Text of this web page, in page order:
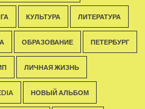
КУЛЬТУРА ЛИТЕРАТУРА
ОБРАЗОВАНИЕ ПЕТЕРБУРГ
ЛИЧНАЯ ЖИЗНЬ
НОВЫЙ АЛЬБОМ